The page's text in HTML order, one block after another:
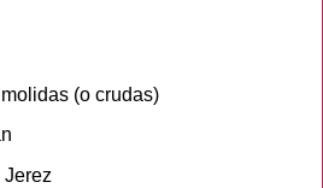
(o crudas)
Jerez